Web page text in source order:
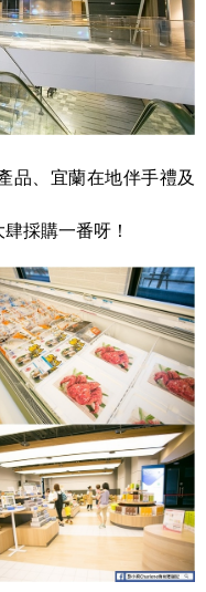
品、宜蘭在地伴手禮及
採購一番呀！